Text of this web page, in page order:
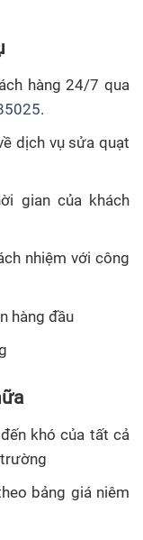
hàng 24/7 qua
.
dịch vụ sửa quạt
gian của khách
nhiệm với công
hàng đầu
khó của tất cả
bảng giá niêm